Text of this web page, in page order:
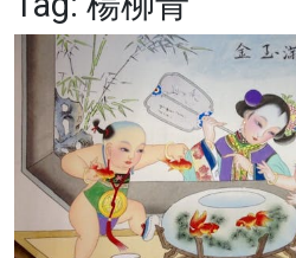
健康
商業
科技
影片
名家榜